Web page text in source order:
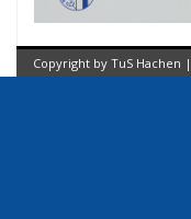
Copyright by TuS